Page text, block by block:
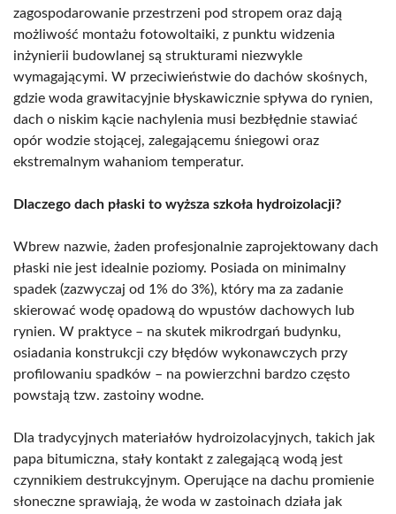
zagospodarowanie przestrzeni pod stropem oraz dają
możliwość montażu fotowoltaiki, z punktu widzenia
inżynierii budowlanej są strukturami niezwykle
wymagającymi. W przeciwieństwie do dachów skośnych,
gdzie woda grawitacyjnie błyskawicznie spływa do rynien,
dach o niskim kącie nachylenia musi bezbłędnie stawiać
opór wodzie stojącej, zalegającemu śniegowi oraz
ekstremalnym wahaniom temperatur.
Dlaczego dach płaski to wyższa szkoła hydroizolacji?
Wbrew nazwie, żaden profesjonalnie zaprojektowany dach
płaski nie jest idealnie poziomy. Posiada on minimalny
spadek (zazwyczaj od 1% do 3%), który ma za zadanie
skierować wodę opadową do wpustów dachowych lub
rynien. W praktyce – na skutek mikrodrgań budynku,
osiadania konstrukcji czy błędów wykonawczych przy
profilowaniu spadków – na powierzchni bardzo często
powstają tzw. zastoiny wodne.
Dla tradycyjnych materiałów hydroizolacyjnych, takich jak
papa bitumiczna, stały kontakt z zalegającą wodą jest
czynnikiem destrukcyjnym. Operujące na dachu promienie
słoneczne sprawiają, że woda w zastoinach działa jak